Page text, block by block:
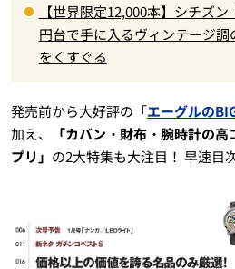
【世界限定12,000本】シチズ
円台で手に入るヴィンテージ
をくすぐる
発売前から大好評の「エーグルの
加え、
「カバン・財布・腕時計の
プリ」 の2大特集も大注目！ 早速目